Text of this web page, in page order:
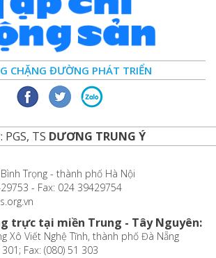
CHẶNG ĐƯỜNG PHÁT TRIỂN
TS DƯƠNG TRUNG Ý
Trọng - thành phố Hà Nội
- Fax: 024 39429754
trực tại miền Trung - Tây Nguyên:
Xô Viết Nghệ Tĩnh, thành phố Đà Nẵng
Fax: (080) 51 303